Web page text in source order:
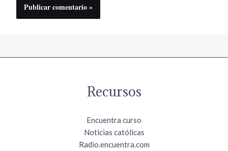
Recursos
Encuentra curso
Noticias católicas
Radio.encuentra.com